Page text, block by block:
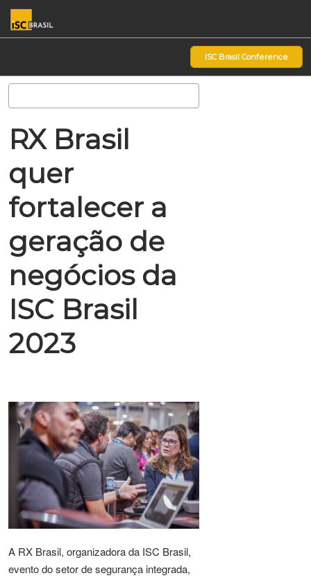
Pular
para
o
ISC Brasil Conference
RX Brasil
quer
fortalecer a
geração de
negócios da
ISC Brasil
2023
A RX Brasil, organizadora da ISC Brasil,
evento do setor de segurança integrada,